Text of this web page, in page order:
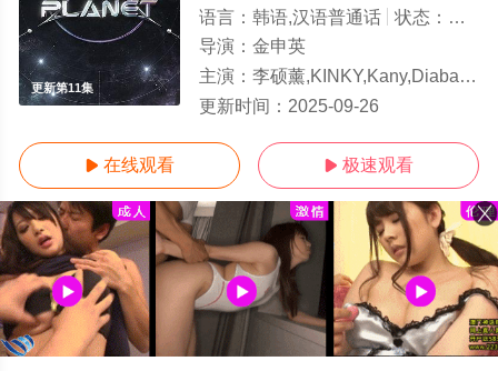
更新第11集
语言： 韩语,汉语普通话 状态： 更新
导演： 金申英
主演： 李硕薰,KINKY,Kany,Diabaté,Ahn,金在中,沈小婷,JLLICK,林韩星,孝琳,白久英
更新时间： 2025-09-26
 在线观看  极速观看